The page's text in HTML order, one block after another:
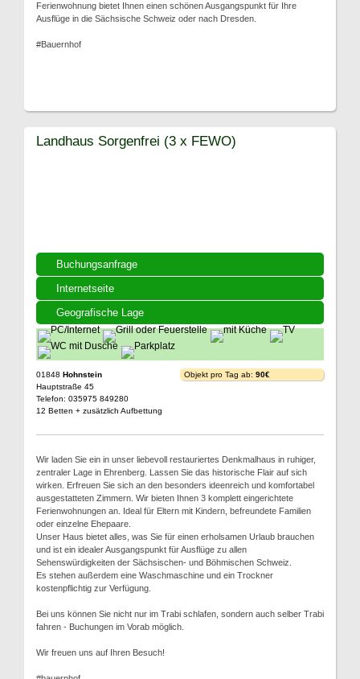
Ferienwohnung bietet Ihnen einen schönen Ausgangspunkt für Ihre
Ausflüge in die Sächsische Schweiz oder nach Dresden.
#Bauernhof
Buchungsanfrage
Internetseite
Geografische Lage
Landhaus Sorgenfrei (3 x FEWO)
01848 Hohnstein
Hauptstraße 45
Telefon: 035975 849280
12 Betten + zusätzlich Aufbettung
Objekt pro Tag ab: 90€
Wir laden Sie ein in unser liebevoll restauriertes Denkmalhaus in ruhiger,
zentraler Lage in Ehrenberg. Lassen Sie das historische Flair auf sich
wirken. Erfreuen Sie sich an den besonders ideenreich und komfortabel
ausgestatteten Zimmern. Wir bieten Ihnen 3 komplett eingerichtete
Ferienwohnungen an. Ideal für Eltern mit Kindern, befreundete Familien
oder einzelne Ehepaare.
Unser Haus bietet alles, was Sie für einen erholsamen Urlaub brauchen
und ist ein idealer Ausgangspunkt für Ausflüge zu allen
Sehenswürdigkeiten der Sächsischen- und Böhmischen Schweiz.
Es stehen außerdem eine Waschmaschine und ein Trockner
kostenpflichtig zur Verfügung.
Bei uns können Sie nicht nur im Trabi schlafen, sondern auch selber Trabi
fahren - Buchungen im Vorab möglich.
Wir freuen uns auf Ihren Besuch!